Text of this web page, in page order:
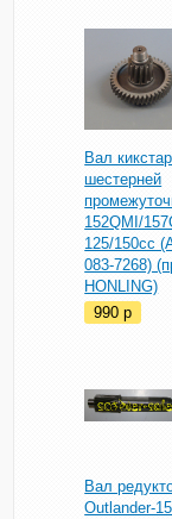
Вал
шестерней
152QMI/
125/150сс
083-7268)
HONLING)
990p
Вал
Outlander-